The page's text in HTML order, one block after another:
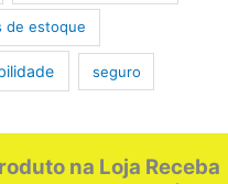
de estoque
seguro
na Loja Receba